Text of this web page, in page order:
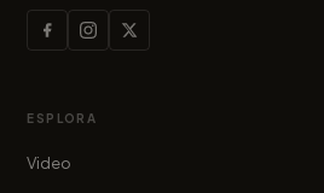
ESPLORA
Video